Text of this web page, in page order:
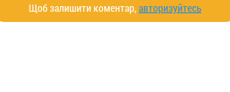
Щоб залишити коментар, авторизуйтесь